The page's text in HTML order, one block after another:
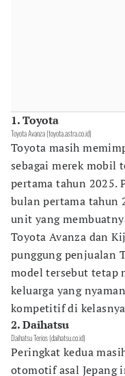
1. Toyota
Toyota Avanza (toyota.astra.co.id)
Toyota masih
sebagai merek mobil
pertama tahun 2025.
bulan pertama tahun
unit yang
Toyota Avanza dan
punggung penjualan
model tersebut
keluarga yang
kompetitif di
2. Daihatsu
Daihatsu Terios (daihatsu.co.id)
Peringkat kedua
otomotif asal Jepang